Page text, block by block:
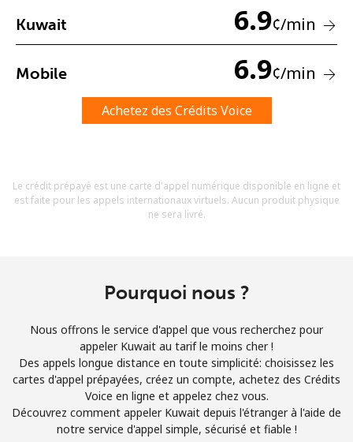
Aucun mot de passe créé
Un numéro
Restez en contact pour obtenir nos meilleures offres.
S'inscrire
Bonjour!
Identifiez-vous ouINSCRIVEZ-VOUS →
Kuwait 6.9¢/min
Mobile 6.9¢/min
Achetez des Crédits Voice
Le crédit prépayé est une carte d'appel numérique disponible en ligne et
est faite pour les appels internationaux virtuels. Aucun produit physique
ne sera livré.
Pourquoi nous ?
Nous offrons le service d'appel que vous recherchez pour
appeler Kuwait au tarif le moins cher !
Des appels longue distance en toute simplicité: choisissez les
cartes d'appel prépayées, créez un compte, achetez des Crédits
Voice en ligne et appelez chez vous.
Découvrez comment appeler Kuwait depuis l'étranger à l'aide de
notre service d'appel simple, sécurisé et fiable !